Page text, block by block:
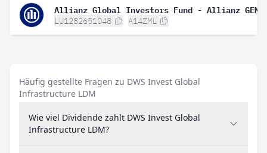
LU1282651048 A14ZML
Häufig gestellte Fragen zu DWS Invest Global
Infrastructure LDM
Wie viel Dividende zahlt DWS Invest Global
Infrastructure LDM?